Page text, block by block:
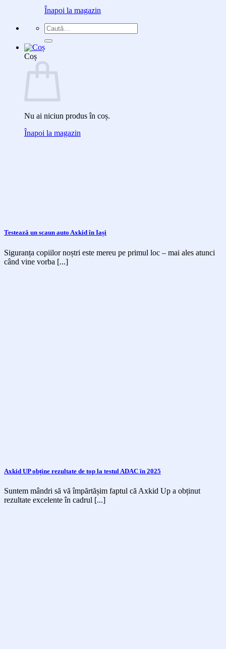
Înapoi la magazin
Caută
după:
Coș
Nu ai niciun produs în coș.
Înapoi la magazin
Testează un scaun auto Axkid în Iași
Siguranța copiilor noștri este mereu pe primul loc – mai ales atunci
când vine vorba [...]
Axkid UP obține rezultate de top la testul ADAC în 2025
Suntem mândri să vă împărtășim faptul că Axkid Up a obținut
rezultate excelente în cadrul [...]